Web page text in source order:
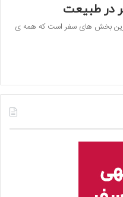
در طبیعت
بخش های سفر است که همه ی